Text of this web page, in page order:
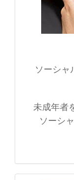
ソーシャ
未成年者
ソーシ